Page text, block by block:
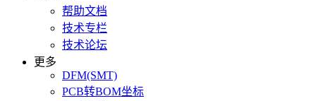
帮助文档
技术专栏
技术论坛
更多
DFM(SMT)
PCB转BOM坐标